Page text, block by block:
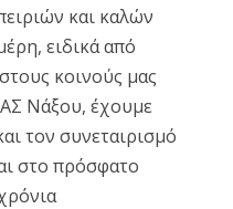
και καλών
ειδικά από
κοινούς μας
Νάξου, έχουμε
τον συνεταιρισμό
στο πρόσφατο